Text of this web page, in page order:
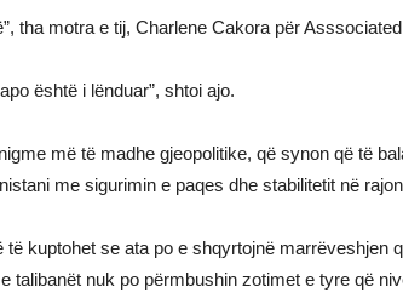
tha motra e tij, Charlene Cakora për
është i lënduar”, shtoi ajo.
më të madhe gjeopolitike, që synon që të
me sigurimin e paqes dhe stabilitetit në
kuptohet se ata po e shqyrtojnë marrëveshjen
talibanët nuk po përmbushin zotimet e tyre që